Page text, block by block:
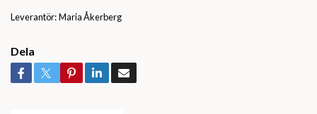
Leverantör:Maria Åkerberg
Dela